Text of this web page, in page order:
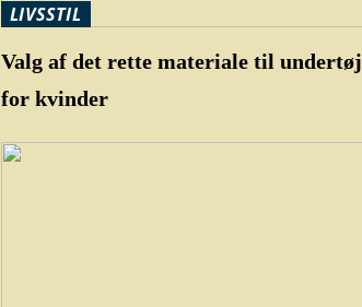
LIVSSTIL
Valg af det rette materiale til undertøj
for kvinder